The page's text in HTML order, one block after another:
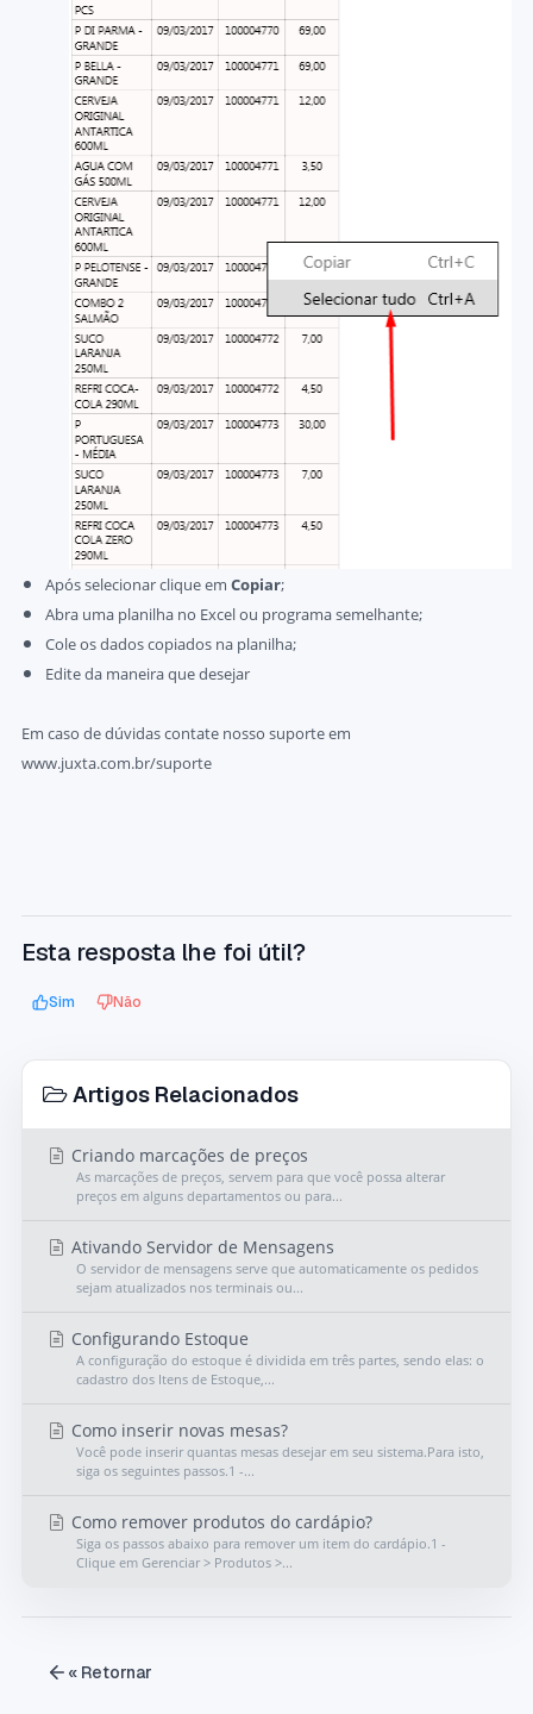
Após selecionar clique em Copiar;
Abra uma planilha no Excel ou programa semelhante;
Cole os dados copiados na planilha;
Edite da maneira que desejar
Em caso de dúvidas contate nosso suporte em
www.juxta.com.br/suporte
Esta resposta lhe foi útil?
Sim Não
Artigos Relacionados
Criando marcações de preços
As marcações de preços, servem para que você possa alterar
preços em alguns departamentos ou para...
Ativando Servidor de Mensagens
O servidor de mensagens serve que automaticamente os pedidos
sejam atualizados nos terminais ou...
Configurando Estoque
A configuração do estoque é dividida em três partes, sendo elas: o
cadastro dos Itens de Estoque,...
Como inserir novas mesas?
Você pode inserir quantas mesas desejar em seu sistema.Para isto,
siga os seguintes passos.1 -...
Como remover produtos do cardápio?
Siga os passos abaixo para remover um item do cardápio.1 -
Clique em Gerenciar > Produtos >...
« Retornar